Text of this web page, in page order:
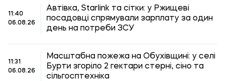
11:40
06.08.26
Автівка, Starlink та сітки: у Ржищеві
посадовці спрямували зарплату за один
день на потреби ЗСУ
11:31
06.08.26
Масштабна пожежа на Обухівщині: у селі
Бурти згоріло 2 гектари стерні, сіно та
сільгосптехніка